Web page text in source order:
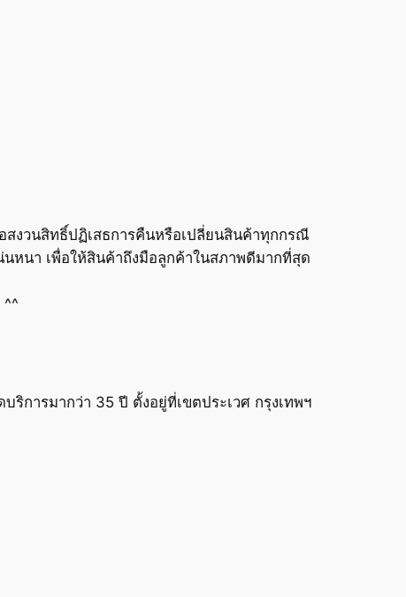
งวนสิทธิ์ปฏิเสธการคืนหรือเปลี่ยนสินค้าทุกกรณี
หนา เพื่อให้สินค้าถึงมือลูกค้าในสภาพดีมากที่สุด
การมากว่า 35 ปี ตั้งอยู่ที่เขตประเวศ กรุงเทพฯ